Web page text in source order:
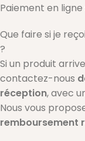
Paiement en
Que faire si je
?
Si un produit
contactez-nous
réception, avec
Nous vous
remboursement